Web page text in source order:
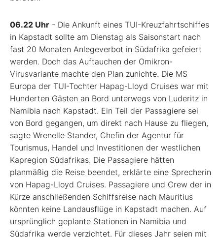
06.22 Uhr - Die Ankunft eines TUI-Kreuzfahrtschiffes
in Kapstadt sollte am Dienstag als Saisonstart nach
fast 20 Monaten Anlegeverbot in Südafrika gefeiert
werden. Doch das Auftauchen der Omikron-
Virusvariante machte den Plan zunichte. Die MS
Europa der TUI-Tochter Hapag-Lloyd Cruises war mit
Hunderten Gästen an Bord unterwegs von Luderitz in
Namibia nach Kapstadt. Ein Teil der Passagiere sei
von Bord gegangen, um direkt nach Hause zu fliegen,
sagte Wrenelle Stander, Chefin der Agentur für
Tourismus, Handel und Investitionen der westlichen
Kapregion Südafrikas. Die Passagiere hätten
planmäßig die Reise beendet, erklärte eine Sprecherin
von Hapag-Lloyd Cruises. Passagiere und Crew der in
Kürze anschließenden Schiffsreise nach Mauritius
könnten keine Landausflüge in Kapstadt machen. Auf
ursprünglich geplante Stationen in Namibia und
Südafrika werde verzichtet. Für dieses Jahr seien mit